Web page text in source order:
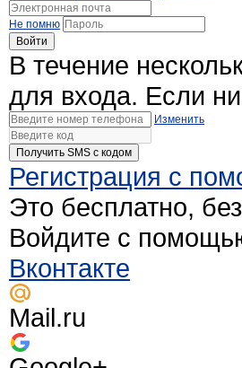
Не помню
Войти
В течение
для входа. Если
Изменить
Получить SMS c кодом
Регистрация с
Это бесплатно,
Войдите с
Вконтакте
Mail.ru